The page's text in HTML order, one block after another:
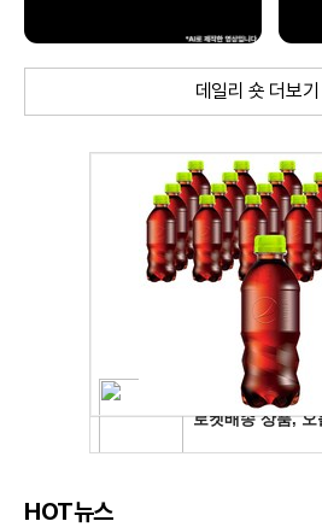
데일리 숏 더보기
HOT뉴스